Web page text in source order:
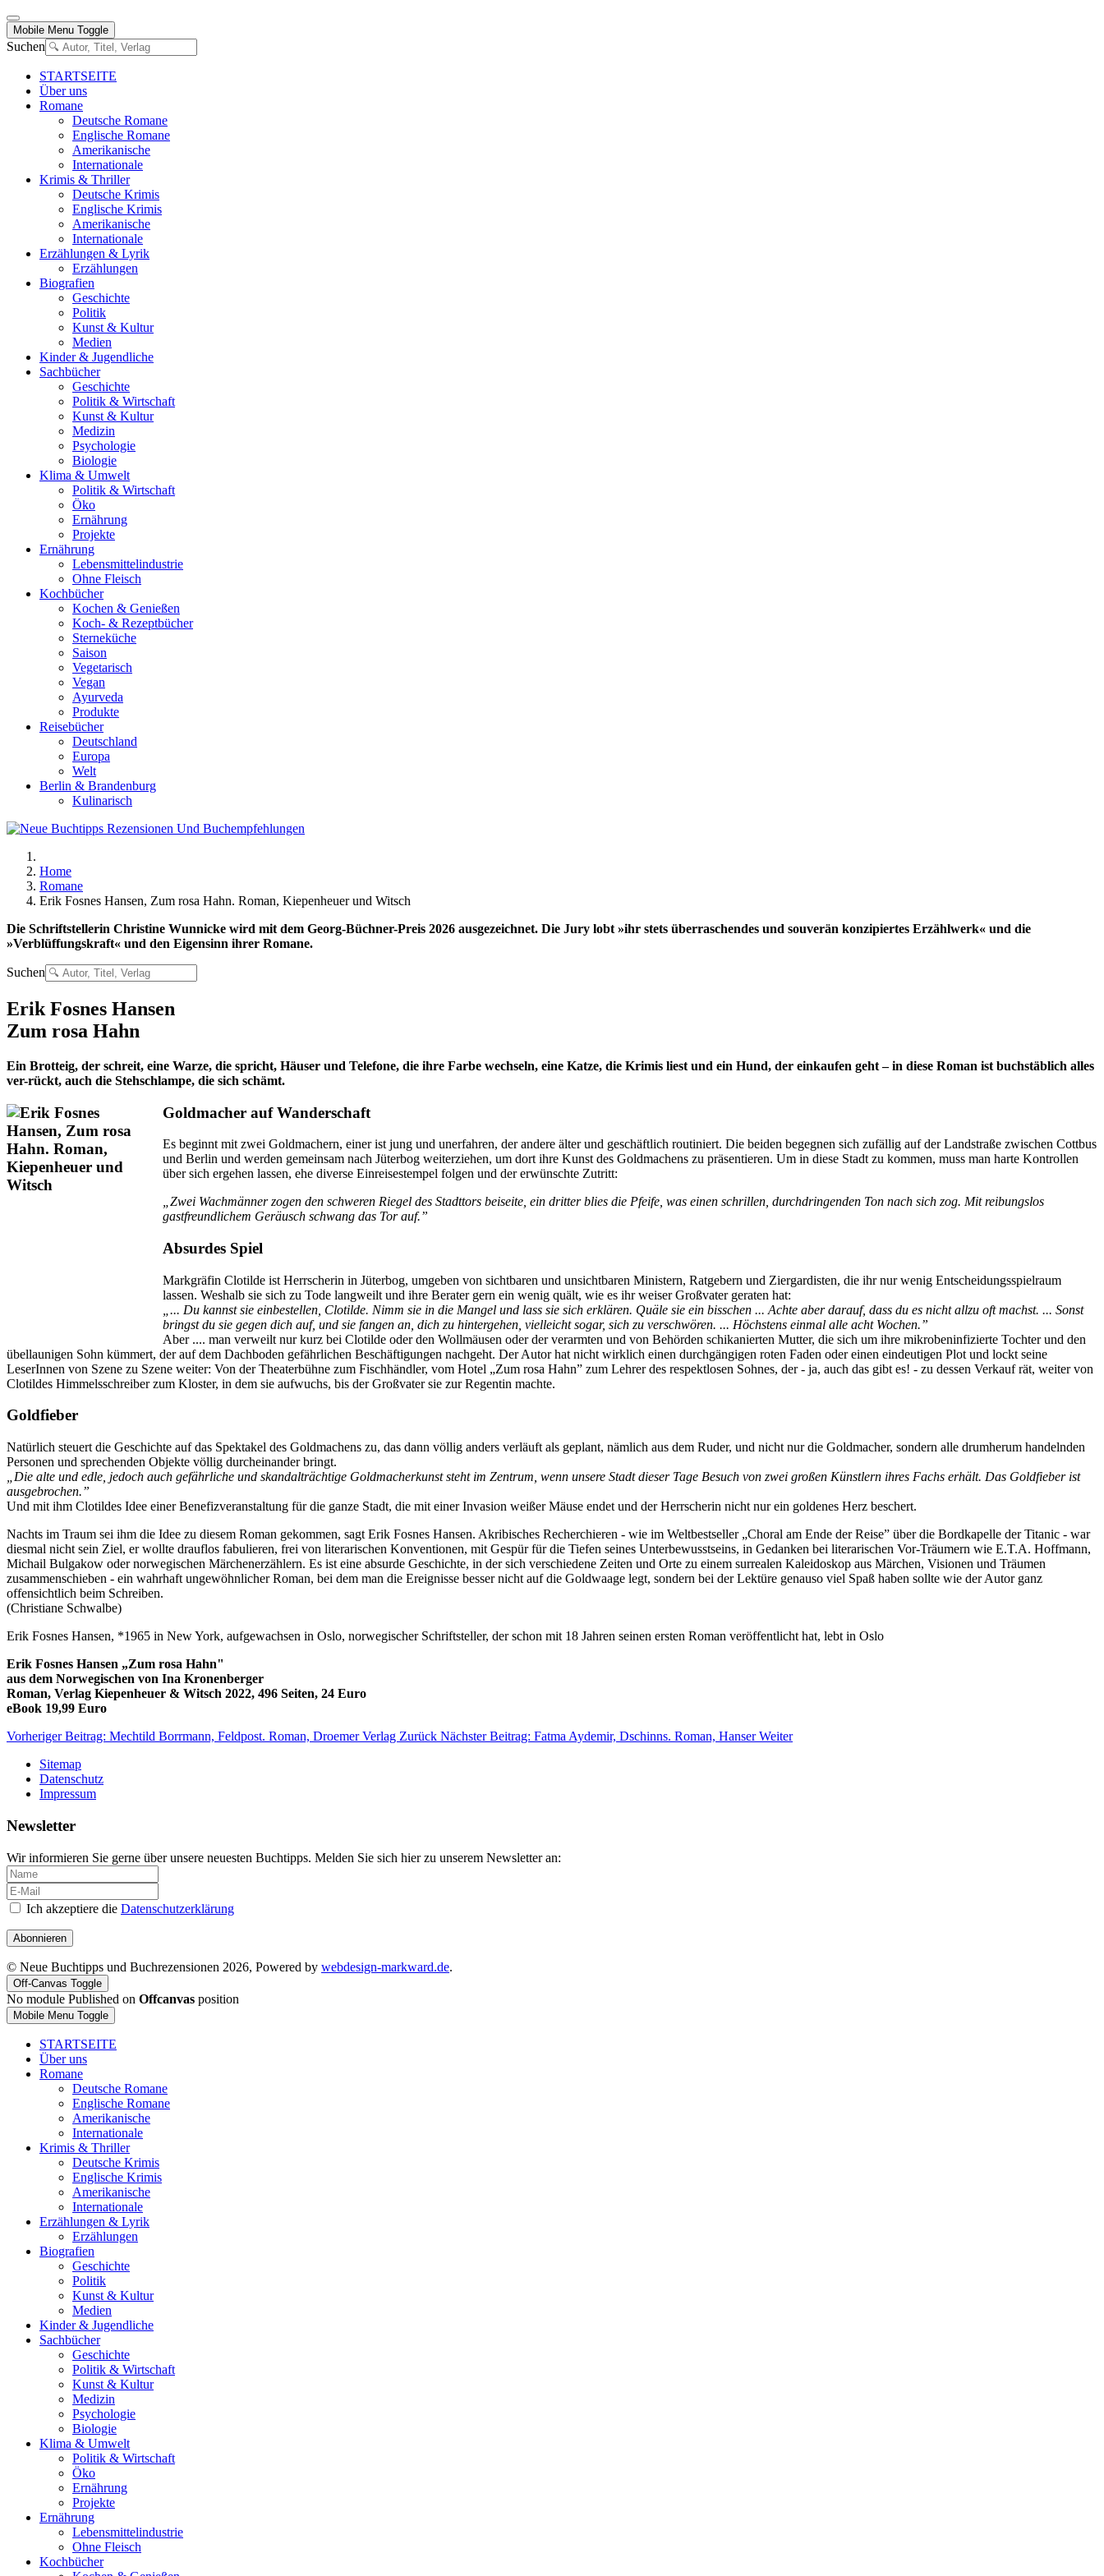
Mobile Menu Toggle
Suchen
STARTSEITE
Über uns
Romane
Deutsche Romane
Englische Romane
Amerikanische
Internationale
Krimis & Thriller
Deutsche Krimis
Englische Krimis
Amerikanische
Internationale
Erzählungen & Lyrik
Erzählungen
Biografien
Geschichte
Politik
Kunst & Kultur
Medien
Kinder & Jugendliche
Sachbücher
Geschichte
Politik & Wirtschaft
Kunst & Kultur
Medizin
Psychologie
Biologie
Klima & Umwelt
Politik & Wirtschaft
Öko
Ernährung
Projekte
Ernährung
Lebensmittelindustrie
Ohne Fleisch
Kochbücher
Kochen & Genießen
Koch- & Rezeptbücher
Sterneküche
Saison
Vegetarisch
Vegan
Ayurveda
Produkte
Reisebücher
Deutschland
Europa
Welt
Berlin & Brandenburg
Kulinarisch
Home
Romane
Erik Fosnes Hansen, Zum rosa Hahn. Roman, Kiepenheuer und Witsch
Die Schriftstellerin Christine Wunnicke wird mit dem Georg-Büchner-Preis 2026 ausgezeichnet. Die Jury lobt »ihr stets überraschendes und souverän konzipiertes Erzählwerk« und die
»Verblüffungskraft« und den Eigensinn ihrer Romane.
Suchen
Erik Fosnes Hansen
Zum rosa Hahn
Ein Brotteig, der schreit, eine Warze, die spricht, Häuser und Telefone, die ihre Farbe wechseln, eine Katze, die Krimis liest und ein Hund, der einkaufen geht – in diese Roman ist buchstäblich alles
ver-rückt, auch die Stehschlampe, die sich schämt.
Goldmacher auf Wanderschaft
Es beginnt mit zwei Goldmachern, einer ist jung und unerfahren, der andere älter und geschäftlich routiniert. Die beiden begegnen sich zufällig auf der Landstraße zwischen Cottbus
und Berlin und werden gemeinsam nach Jüterbog weiterziehen, um dort ihre Kunst des Goldmachens zu präsentieren. Um in diese Stadt zu kommen, muss man harte Kontrollen
über sich ergehen lassen, ehe diverse Einreisestempel folgen und der erwünschte Zutritt:
„Zwei Wachmänner zogen den schweren Riegel des Stadttors beiseite, ein dritter blies die Pfeife, was einen schrillen, durchdringenden Ton nach sich zog. Mit reibungslos
gastfreundlichem Geräusch schwang das Tor auf.”
Absurdes Spiel
Markgräfin Clotilde ist Herrscherin in Jüterbog, umgeben von sichtbaren und unsichtbaren Ministern, Ratgebern und Ziergardisten, die ihr nur wenig Entscheidungsspielraum
lassen. Weshalb sie sich zu Tode langweilt und ihre Berater gern ein wenig quält, wie es ihr weiser Großvater geraten hat:
„... Du kannst sie einbestellen, Clotilde. Nimm sie in die Mangel und lass sie sich erklären. Quäle sie ein bisschen ... Achte aber darauf, dass du es nicht allzu oft machst. ... Sonst
bringst du sie gegen dich auf, und sie fangen an, dich zu hintergehen, vielleicht sogar, sich zu verschwören. ... Höchstens einmal alle acht Wochen.”
Aber .... man verweilt nur kurz bei Clotilde oder den Wollmäusen oder der verarmten und von Behörden schikanierten Mutter, die sich um ihre mikrobeninfizierte Tochter und den
übellaunigen Sohn kümmert, der auf dem Dachboden gefährlichen Beschäftigungen nachgeht. Der Autor hat nicht wirklich einen durchgängigen roten Faden oder einen eindeutigen Plot und lockt seine
LeserInnen von Szene zu Szene weiter: Von der Theaterbühne zum Fischhändler, vom Hotel „Zum rosa Hahn” zum Lehrer des respektlosen Sohnes, der - ja, auch das gibt es! - zu dessen Verkauf rät, weiter von
Clotildes Himmelsschreiber zum Kloster, in dem sie aufwuchs, bis der Großvater sie zur Regentin machte.
Goldfieber
Natürlich steuert die Geschichte auf das Spektakel des Goldmachens zu, das dann völlig anders verläuft als geplant, nämlich aus dem Ruder, und nicht nur die Goldmacher, sondern alle drumherum handelnden
Personen und sprechenden Objekte völlig durcheinander bringt.
„Die alte und edle, jedoch auch gefährliche und skandalträchtige Goldmacherkunst steht im Zentrum, wenn unsere Stadt dieser Tage Besuch von zwei großen Künstlern ihres Fachs erhält. Das Goldfieber ist
ausgebrochen.”
Und mit ihm Clotildes Idee einer Benefizveranstaltung für die ganze Stadt, die mit einer Invasion weißer Mäuse endet und der Herrscherin nicht nur ein goldenes Herz beschert.
Nachts im Traum sei ihm die Idee zu diesem Roman gekommen, sagt Erik Fosnes Hansen. Akribisches Recherchieren - wie im Weltbestseller „Choral am Ende der Reise” über die Bordkapelle der Titanic - war
diesmal nicht sein Ziel, er wollte drauflos fabulieren, frei von literarischen Konventionen, mit Gespür für die Tiefen seines Unterbewusstseins, in Gedanken bei literarischen Vor-Träumern wie E.T.A. Hoffmann,
Michail Bulgakow oder norwegischen Märchenerzählern. Es ist eine absurde Geschichte, in der sich verschiedene Zeiten und Orte zu einem surrealen Kaleidoskop aus Märchen, Visionen und Träumen
zusammenschieben - ein wahrhaft ungewöhnlicher Roman, bei dem man die Ereignisse besser nicht auf die Goldwaage legt, sondern bei der Lektüre genauso viel Spaß haben sollte wie der Autor ganz
offensichtlich beim Schreiben.
(Christiane Schwalbe)
Erik Fosnes Hansen, *1965 in New York, aufgewachsen in Oslo, norwegischer Schriftsteller, der schon mit 18 Jahren seinen ersten Roman veröffentlicht hat, lebt in Oslo
Erik Fosnes Hansen „Zum rosa Hahn"
aus dem Norwegischen von Ina Kronenberger
Roman, Verlag Kiepenheuer & Witsch 2022, 496 Seiten, 24 Euro
eBook 19,99 Euro
Vorheriger Beitrag: Mechtild Borrmann, Feldpost. Roman, Droemer Verlag Zurück Nächster Beitrag: Fatma Aydemir, Dschinns. Roman, HanserWeiter
Sitemap
Datenschutz
Impressum
Newsletter
Wir informieren Sie gerne über unsere neuesten Buchtipps. Melden Sie sich hier zu unserem Newsletter an:
Ich akzeptiere die Datenschutzerklärung
Abonnieren
© Neue Buchtipps und Buchrezensionen 2026, Powered by webdesign-markward.de.
Off-Canvas Toggle
No module Published on Offcanvas position
Mobile Menu Toggle
STARTSEITE
Über uns
Romane
Deutsche Romane
Englische Romane
Amerikanische
Internationale
Krimis & Thriller
Deutsche Krimis
Englische Krimis
Amerikanische
Internationale
Erzählungen & Lyrik
Erzählungen
Biografien
Geschichte
Politik
Kunst & Kultur
Medien
Kinder & Jugendliche
Sachbücher
Geschichte
Politik & Wirtschaft
Kunst & Kultur
Medizin
Psychologie
Biologie
Klima & Umwelt
Politik & Wirtschaft
Öko
Ernährung
Projekte
Ernährung
Lebensmittelindustrie
Ohne Fleisch
Kochbücher